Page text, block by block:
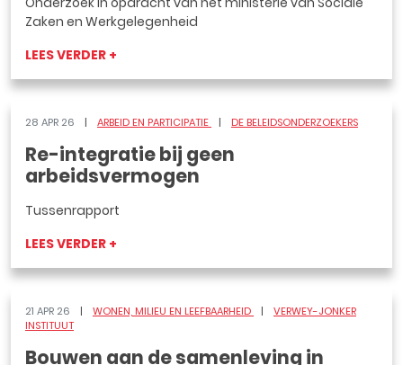
Zaken en Werkgelegenheid
LEES VERDER +
28 APR 26 ARBEID EN PARTICIPATIE DE BELEIDSONDERZOEKERS
Re-integratie bij geen
arbeidsvermogen
Tussenrapport
LEES VERDER +
21 APR 26 WONEN, MILIEU EN LEEFBAARHEID
VERWEY-JONKER
INSTITUUT
Bouwen aan de samenleving in